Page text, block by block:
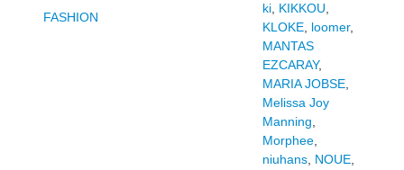
FASHION
ki, KIKKOU,
KLOKE, loomer,
MANTAS
EZCARAY,
MARIA JOBSE,
Melissa Joy
Manning,
Morphee,
niuhans, NOUE,